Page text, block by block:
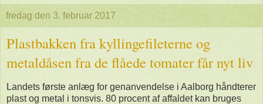
fredag den 3. februar 2017
Plastbakken fra kyllingefileterne og
metaldåsen fra de flåede tomater får nyt liv
Landets første anlæg for genanvendelse i Aalborg håndterer
plast og metal i tonsvis. 80 procent af affaldet kan bruges